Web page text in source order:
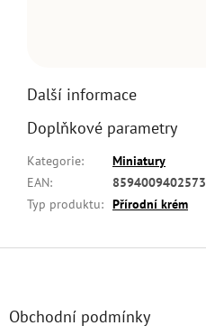
Další informace
Doplňkové parametry
Kategorie:
Miniatury
EAN:
8594009402573
Typ produktu: Přírodní krém
Z
Obchodní podmínky